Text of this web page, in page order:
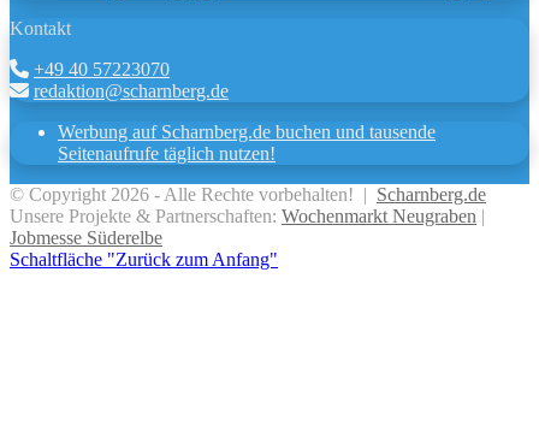
Kontakt
+49 40 57223070
redaktion@scharnberg.de
Werbung auf Scharnberg.de buchen und tausende
Seitenaufrufe täglich nutzen!
© Copyright 2026 - Alle Rechte vorbehalten! | Scharnberg.de
Unsere Projekte & Partnerschaften: Wochenmarkt Neugraben |
Jobmesse Süderelbe
Schaltfläche "Zurück zum Anfang"